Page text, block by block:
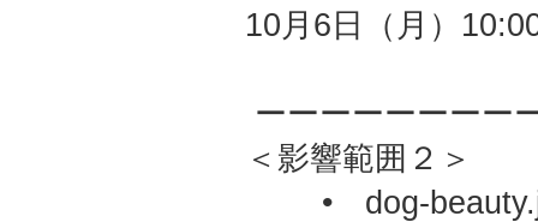
10月6日（月）
ーーーーーーーー
＜影響範囲２＞
• dog-